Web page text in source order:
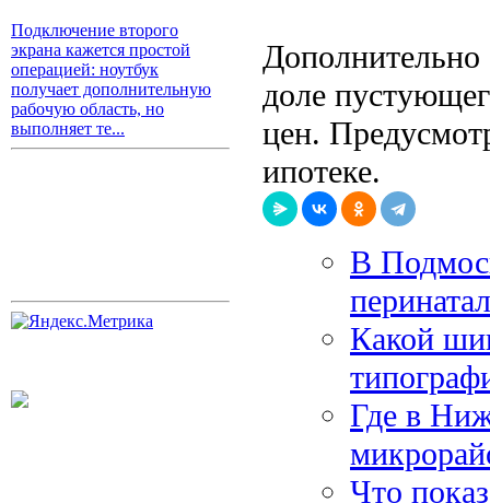
Подключение второго
экрана кажется простой
операцией: ноутбук
получает дополнительную
рабочую область, но
выполняет те...
Дополнительно
доле
цен.
ипотеке.
В
Какой
Где в
Что